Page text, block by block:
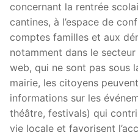
concernant la rentrée
cantines, à l’espace de
comptes familles et aux
notamment dans le
web, qui ne sont pas sous
mairie, les citoyens
informations sur les
théâtre, festivals) qui
vie locale et favorisent